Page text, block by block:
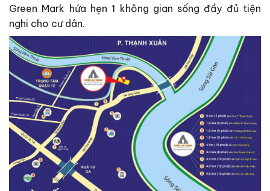
Green Mark hứa hẹn 1 không gian sống đầy đủ tiện
nghi cho cư dân.